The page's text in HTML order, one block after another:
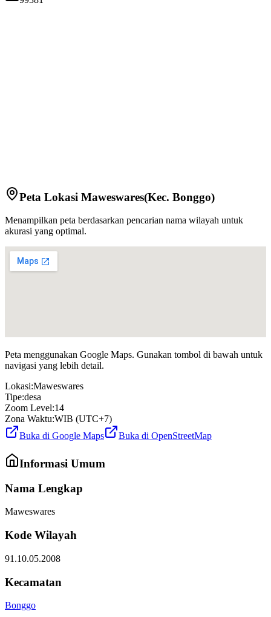
Peta Lokasi Maweswares(Kec. Bonggo)
Menampilkan peta berdasarkan pencarian nama wilayah untuk
akurasi yang optimal.
Peta menggunakan Google Maps. Gunakan tombol di bawah untuk
navigasi yang lebih detail.
Lokasi:Maweswares
Tipe:desa
Zoom Level:14
Zona Waktu:WIB (UTC+7)
Buka di Google Maps
Buka di OpenStreetMap
Informasi Umum
Nama Lengkap
Maweswares
Kode Wilayah
91.10.05.2008
Kecamatan
Bonggo